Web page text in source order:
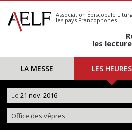
S'abonner
Calendrier
Association Épiscopale
les pays Francophones
les
LA MESSE LES HEURES
Le 21 nov. 2016
Office des vêpres